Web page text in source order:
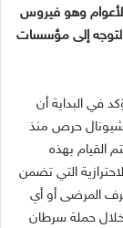
وهو فيروس
التوجه إلى مؤسسات
في البداية أن
حرص منذ
القيام بهذه
التي تضمن
المرضى أو أي
حملة سرطان